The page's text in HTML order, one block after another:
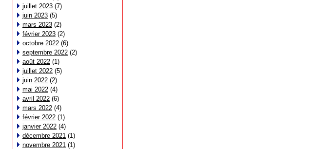
juillet 2023 (7)
juin 2023 (5)
mars 2023 (2)
février 2023 (2)
octobre 2022 (6)
septembre 2022 (2)
août 2022 (1)
juillet 2022 (5)
juin 2022 (2)
mai 2022 (4)
avril 2022 (6)
mars 2022 (4)
février 2022 (1)
janvier 2022 (4)
décembre 2021 (1)
novembre 2021 (1)